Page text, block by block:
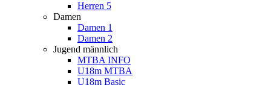
Herren 5
Damen
Damen 1
Damen 2
Jugend männlich
MTBA INFO
U18m MTBA
U18m Basic